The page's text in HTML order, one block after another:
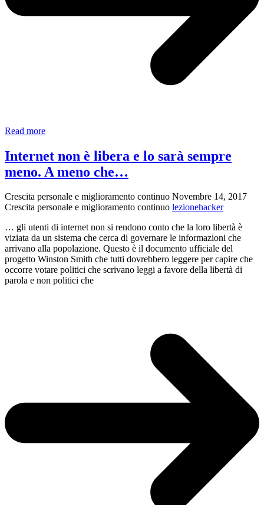
Read moreEsplorare
risposte
collettive
Internet non è libera e lo sarà sempre
meno. A meno che…
Crescita personale e miglioramento continuo Novembre 14, 2017
Crescita personale e miglioramento continuo lezionehacker
… gli utenti di internet non si rendono conto che la loro libertà è
viziata da un sistema che cerca di governare le informazioni che
arrivano alla popolazione. Questo è il documento ufficiale del
progetto Winston Smith che tutti dovrebbero leggere per capire che
occorre votare politici che scrivano leggi a favore della libertà di
parola e non politici che